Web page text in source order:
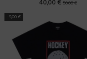
40,00 €50,00 €
-9,00 €